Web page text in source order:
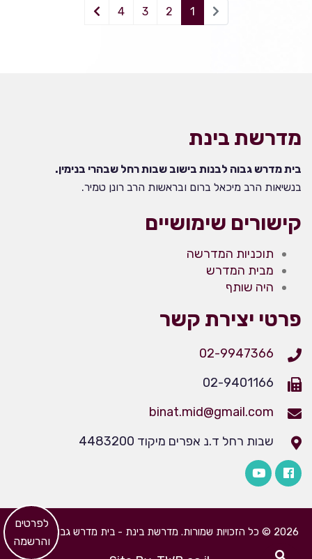
1
2
3
4
מדרשת בינת
בית מדרש גבוה לבנות בישוב שבות רחל שבהרי בנימין.
בנשיאות הרב מיכאל ברום ובראשות הרב רונן טמיר.
קישורים שימושיים
תוכניות המדרשה
מבית המדרש
היה שותף
פרטי יצירת קשר
02-9947366
02-9401166
binat.mid@gmail.com
שבות רחל ד.נ אפרים מיקוד 4483200
2026 © כל הזכויות שמורות. מדרשת בינת - בית מדרש גבוה לבנות
​לפרטים
והרשמה